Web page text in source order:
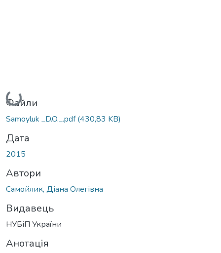
Вантажиться...
Файли
Samoyluk _D.O._.pdf(430,83 KB)
Дата
2015
Автори
Самойлик, Діана Олегівна
Видавець
НУБіП України
Анотація